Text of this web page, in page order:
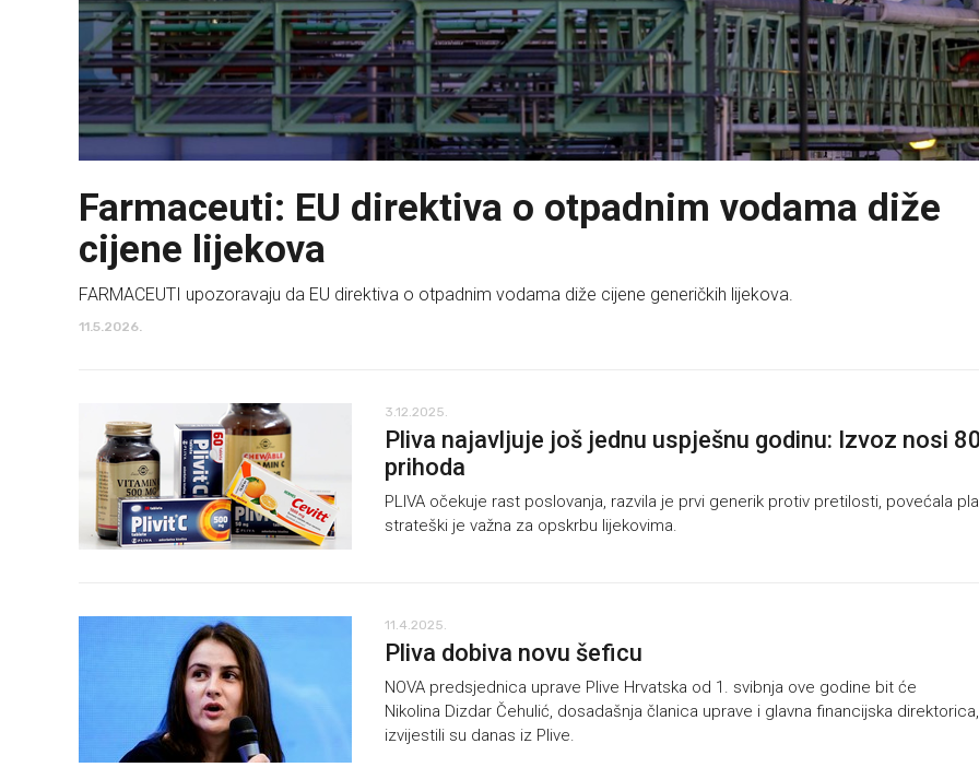
Farmaceuti: EU direktiva o otpadnim vodama diže
cijene lijekova
FARMACEUTI upozoravaju da EU direktiva o otpadnim vodama diže cijene generičkih lijekova.
11.5.2026.
3.12.2025.
Pliva najavljuje još jednu uspješnu godinu: Izvoz nosi
prihoda
PLIVA očekuje rast poslovanja, razvila je prvi generik protiv pretilosti, povećala
strateški je važna za opskrbu lijekovima.
11.4.2025.
Pliva dobiva novu šeficu
NOVA predsjednica uprave Plive Hrvatska od 1. svibnja ove godine bit će
Nikolina Dizdar Čehulić, dosadašnja članica uprave i glavna financijska direktorica,
izvijestili su danas iz Plive.